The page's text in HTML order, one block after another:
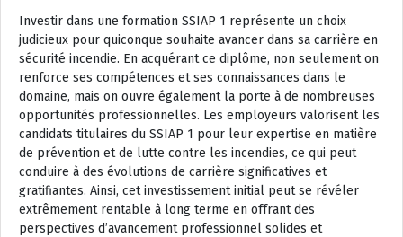
Investir dans une formation SSIAP 1 représente un choix
judicieux pour quiconque souhaite avancer dans sa carrière en
sécurité incendie. En acquérant ce diplôme, non seulement on
renforce ses compétences et ses connaissances dans le
domaine, mais on ouvre également la porte à de nombreuses
opportunités professionnelles. Les employeurs valorisent les
candidats titulaires du SSIAP 1 pour leur expertise en matière
de prévention et de lutte contre les incendies, ce qui peut
conduire à des évolutions de carrière significatives et
gratifiantes. Ainsi, cet investissement initial peut se révéler
extrêmement rentable à long terme en offrant des
perspectives d’avancement professionnel solides et